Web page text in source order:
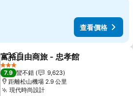
查看價格
分享 加入我的最愛
富裕自由商旅 - 忠孝館
3 星級
7.9 蠻不錯
9,623
距離松山機場 2.9 公里
現代時尚設計